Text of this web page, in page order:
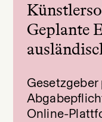
Geplante
Online-